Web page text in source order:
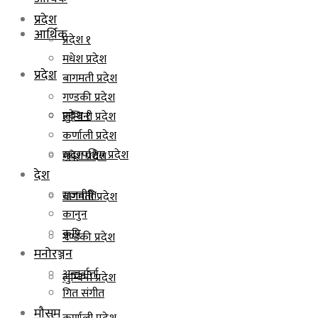
आर्थिक
प्रदेश
प्रदेश १
मधेश प्रदेश
बागमती प्रदेश
गण्डकी प्रदेश
लुम्बिनी प्रदेश
प्रदेश
प्रदेश १
मधेश प्रदेश
बागमती प्रदेश
गण्डकी प्रदेश
लुम्बिनी प्रदेश
कर्णाली प्रदेश
सुदूरपश्चिम प्रदेश
देश
राजनीति
कानुन
कृषि
मनोरञ्जन
अन्तर्वार्ता
गित संगीत
मौसम